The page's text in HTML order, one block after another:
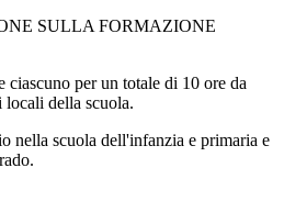
SULLA FORMAZIONE
ciascuno per un totale di 10 ore da
locali della scuola.
nella scuola dell'infanzia e primaria e